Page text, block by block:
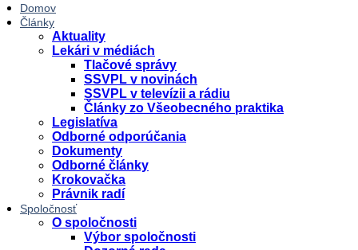
Domov
Články
Aktuality
Lekári v médiách
Tlačové správy
SSVPL v novinách
SSVPL v televízii a rádiu
Články zo Všeobecného praktika
Legislatíva
Odborné odporúčania
Dokumenty
Odborné články
Krokovačka
Právnik radí
Spoločnosť
O spoločnosti
Výbor spoločnosti